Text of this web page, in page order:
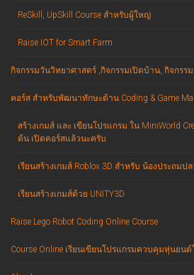
ReSkill, UpSkill Course สำหรับผู้ใหญ่
Raise IOT for Smart Farm
กิจกรรมวันวิทยาศาสตร์ ,กิจกรรมเปิดบ้าน, กิจกรร
คอร์ส สำหรับพัฒนาทักษะด้าน Coding & Game
สร้างเกมส์ และ เขียนโปรแกรม ใน MiniWorld
ต้น เปิดคอร์สแล้วนะครับ
เรียนสร้างเกมส์ Roblox 3D สำหรับ น้องประถมป
เรียนสร้างเกมส์ด้วย UNITY3D
Raise Lego Robot Coding Online Course
Course Online เรียนเขียนโปรแกรมควบคุมหุ่นยนต์